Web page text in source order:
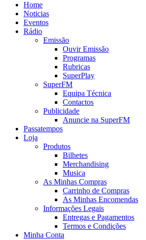
Home
Noticias
Eventos
Rádio
Emissão
Ouvir Emissão
Programas
Rubricas
SuperPlay
SuperFM
Equipa Técnica
Contactos
Publicidade
Anuncie na SuperFM
Passatempos
Loja
Produtos
Bilhetes
Merchandising
Musica
As Minhas Compras
Carrinho de Compras
As Minhas Encomendas
Informações Legais
Entregas e Pagamentos
Termos e Condições
Minha Conta